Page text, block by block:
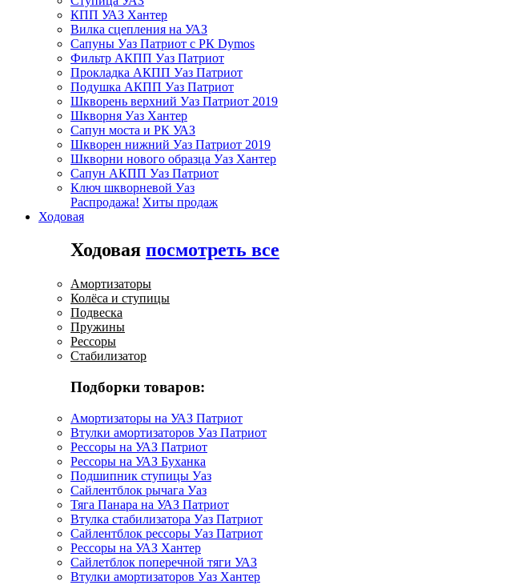
КПП УАЗ Хантер
Вилка сцепления на УАЗ
Сапуны Уаз Патриот с РК Dymos
Фильтр АКПП Уаз Патриот
Прокладка АКПП Уаз Патриот
Подушка АКПП Уаз Патриот
Шкворень верхний Уаз Патриот 2019
Шкворня Уаз Хантер
Сапун моста и РК УАЗ
Шкворен нижний Уаз Патриот 2019
Шкворни нового образца Уаз Хантер
Сапун АКПП Уаз Патриот
Ключ шкворневой Уаз
Распродажа! Хиты продаж
Ходовая
Ходовая посмотреть все
Амортизаторы
Колёса и ступицы
Подвеска
Пружины
Рессоры
Стабилизатор
Подборки товаров:
Амортизаторы на УАЗ Патриот
Втулки амортизаторов Уаз Патриот
Рессоры на УАЗ Патриот
Рессоры на УАЗ Буханка
Подшипник ступицы Уаз
Сайлентблок рычага Уаз
Тяга Панара на УАЗ Патриот
Втулка стабилизатора Уаз Патриот
Сайлентблок рессоры Уаз Патриот
Рессоры на УАЗ Хантер
Сайлетблок поперечной тяги УАЗ
Втулки амортизаторов Уаз Хантер